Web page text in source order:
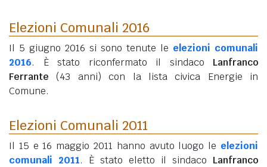
Elezioni Comunali 2016
Il 5 giugno 2016 si sono tenute le elezioni comunali
2016. È stato riconfermato il sindaco Lanfranco
Ferrante
(43 anni) con la lista civica Energie in
Comune.
Elezioni Comunali 2011
Il 15 e 16 maggio 2011 hanno avuto luogo le elezioni
comunali 2011. È stato eletto il sindaco Lanfranco